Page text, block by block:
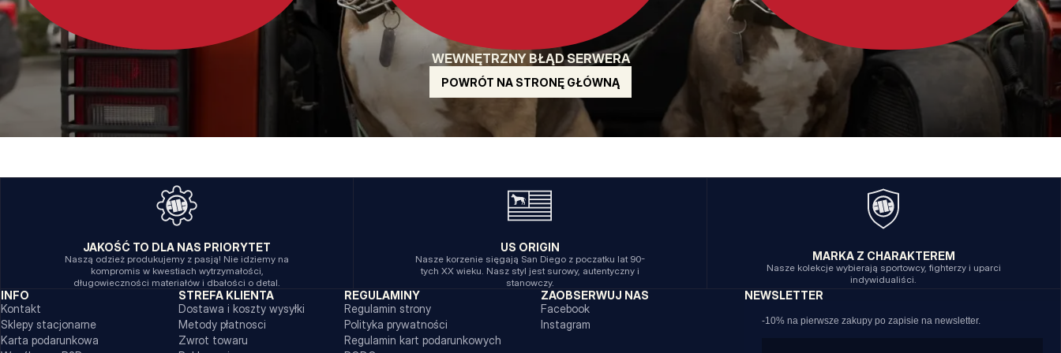
WEWNĘTRZNY BŁĄD SERWERA
POWRÓT NA STRONĘ GŁÓWNĄ
JAKOŚĆ TO DLA NAS PRIORYTET
Naszą odzież produkujemy z pasją! Nie idziemy na
kompromis w kwestiach wytrzymałości,
długowieczności materiałów i dbałości o detal.
US ORIGIN
Nasze korzenie sięgają San Diego z poczatku lat 90-
tych XX wieku. Nasz styl jest surowy, autentyczny i
stanowczy.
MARKA Z CHARAKTEREM
Nasze kolekcje wybierają sportowcy, fighterzy i uparci
indywidualiści.
INFO
Kontakt
Sklepy stacjonarne
Karta podarunkowa
STREFA KLIENTA
Dostawa i koszty wysyłki
Metody płatnosci
Zwrot towaru
REGULAMINY
Regulamin strony
Polityka prywatności
Regulamin kart podarunkowych
ZAOBSERWUJ NAS
Facebook
Instagram
NEWSLETTER
-10% na pierwsze zakupy po zapisie na newsletter.